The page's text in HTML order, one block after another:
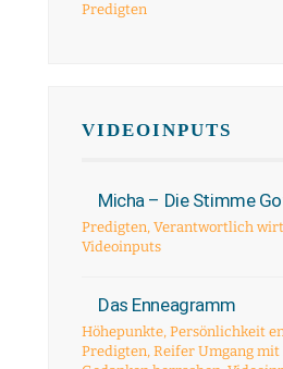
Predigten
VIDEOINPUTS
Micha – Die Stimme
Predigten, Verantwortlich
Videoinputs
Das Enneagramm
Höhepunkte, Persönlichkeit
Predigten, Reifer Umgang mit